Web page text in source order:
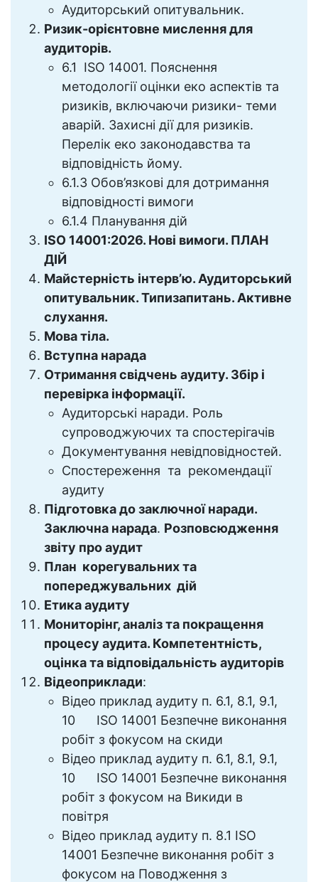
Аудиторський опитувальник.
Ризик-орієнтовне мислення для
аудиторів.
6.1 ISO 14001. Пояснення
методології оцінки еко аспектів та
ризиків, включаючи ризики- теми
аварій. Захисні дії для ризиків.
Перелік еко законодавства та
відповідність йому.
6.1.3 Обов’язкові для дотримання
відповідності вимоги
6.1.4 Планування дій
ISO 14001:2026. Нові вимоги. ПЛАН
ДІЙ
Майстерність інтерв’ю. Аудиторський
опитувальник. Типизапитань. Активне
слухання.
Мова тіла.
Вступна нарада
Отримання свідчень аудиту. Збір і
перевірка інформації.
Аудиторські наради. Роль
супроводжуючих та спостерігачів
Документування невідповідностей.
Спостереження та рекомендації
аудиту
Підготовка до заключної наради.
Заключна нарада. Розповсюдження
звіту про аудит
План корегувальних та
попереджувальних дій
Етика аудиту
Мониторінг, аналіз та покращення
процесу аудита. Компетентність,
оцінка та відповідальність аудиторів
Відеоприклади:
Відео приклад аудиту п. 6.1, 8.1, 9.1,
10 ISO 14001 Безпечне виконання
робіт з фокусом на скиди
Відео приклад аудиту п. 6.1, 8.1, 9.1,
10 ISO 14001 Безпечне виконання
робіт з фокусом на Викиди в
повітря
Відео приклад аудиту п. 8.1 ISO
14001 Безпечне виконання робіт з
фокусом на Поводження з